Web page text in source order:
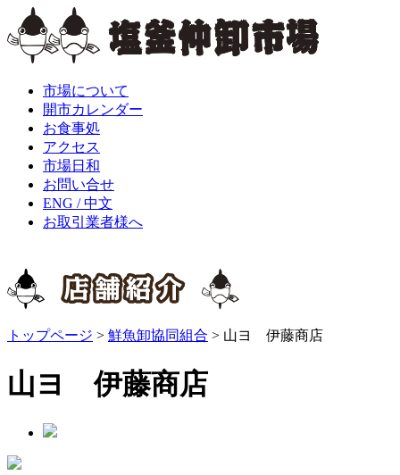
市場について
開市カレンダー
お食事処
アクセス
市場日和
お問い合せ
ENG / 中文
お取引業者様へ
トップページ > 鮮魚卸協同組合 > 山ヨ 伊藤商店
山ヨ 伊藤商店